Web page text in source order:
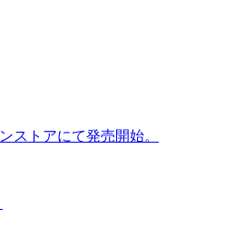
ストアにて発売開始。